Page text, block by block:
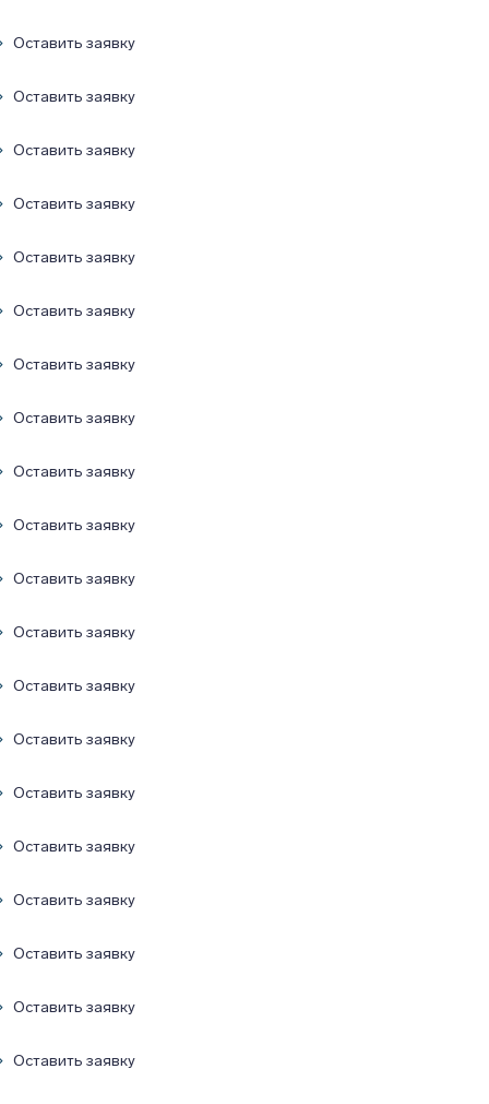
Оставить заявку
Оставить заявку
Оставить заявку
Оставить заявку
Оставить заявку
Оставить заявку
Оставить заявку
Оставить заявку
Оставить заявку
Оставить заявку
Оставить заявку
Оставить заявку
Оставить заявку
Оставить заявку
Оставить заявку
Оставить заявку
Оставить заявку
Оставить заявку
Оставить заявку
Оставить заявку